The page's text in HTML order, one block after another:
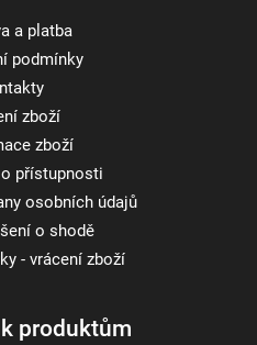
a platba
podmínky
zboží
zboží
přístupnosti
osobních údajů
o shodě
- vrácení zboží
produktům